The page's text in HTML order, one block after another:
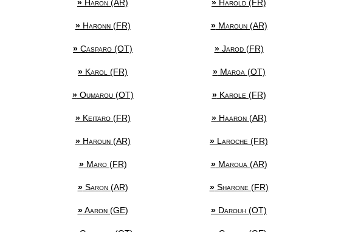
» Haron (AR) » Harold (FR)
»Haronn (FR) »Maroun (AR)
» Casparo (OT) »Jarod (FR)
» Karol (FR) »Maroa (OT)
»Oumarou (OT) »Karole (FR)
»Keitaro (FR) »Haaron (AR)
»Haroun (AR) » Laroche (FR)
»Maro (FR) »Maroua (AR)
»Saron (AR) »Sharone (FR)
»Aaron (GE) » Darouh (OT)